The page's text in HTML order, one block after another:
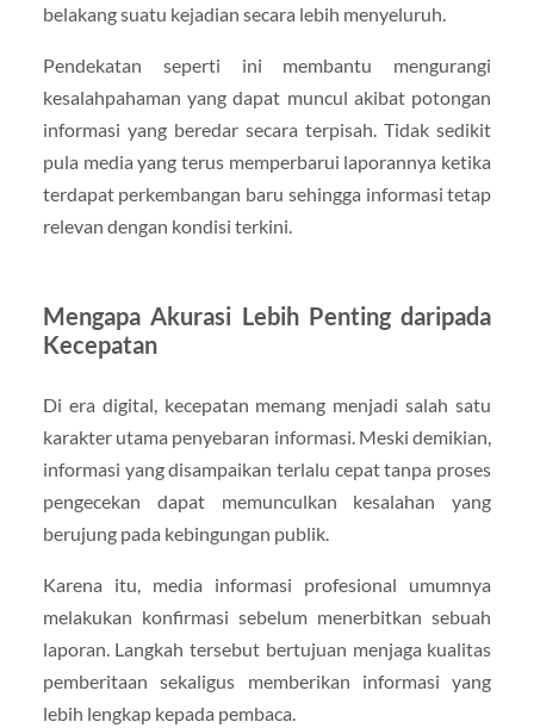
belakang suatu kejadian secara lebih menyeluruh.
Pendekatan seperti ini membantu mengurangi
kesalahpahaman yang dapat muncul akibat potongan
informasi yang beredar secara terpisah. Tidak sedikit
pula media yang terus memperbarui laporannya ketika
terdapat perkembangan baru sehingga informasi tetap
relevan dengan kondisi terkini.
Mengapa Akurasi Lebih Penting daripada
Kecepatan
Di era digital, kecepatan memang menjadi salah satu
karakter utama penyebaran informasi. Meski demikian,
informasi yang disampaikan terlalu cepat tanpa proses
pengecekan dapat memunculkan kesalahan yang
berujung pada kebingungan publik.
Karena itu, media informasi profesional umumnya
melakukan konfirmasi sebelum menerbitkan sebuah
laporan. Langkah tersebut bertujuan menjaga kualitas
pemberitaan sekaligus memberikan informasi yang
lebih lengkap kepada pembaca.